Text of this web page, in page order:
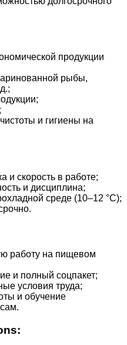
продукции
рыбы,
и гигиены на
и скорость в работе;
и дисциплина;
среде (10–12 °C);
работу на пищевом
и полный соцпакет;
условия труда;
и обучение